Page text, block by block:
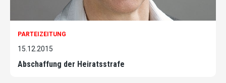
PARTEIZEITUNG
15.12.2015
Abschaffung der Heiratsstrafe